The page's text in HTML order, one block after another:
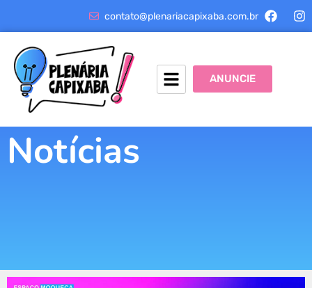
contato@plenariacapixaba.com.br
ANUNCIE
Notícias